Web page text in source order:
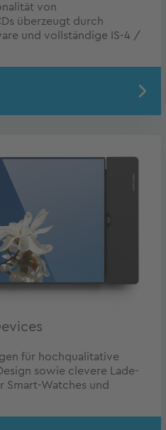
von
überzeugt durch
und vollständige IS-4 /
für hochqualitative
sowie clevere Lade-
Smart-Watches und